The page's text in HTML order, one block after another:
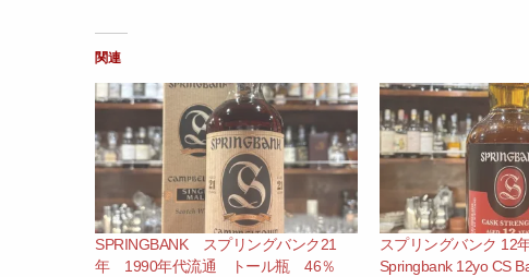
関連
SPRINGBANK スプリングバンク21
年 1990年代流通 トール瓶 46％
スプリングバンク 12
Springbank 12yo CS